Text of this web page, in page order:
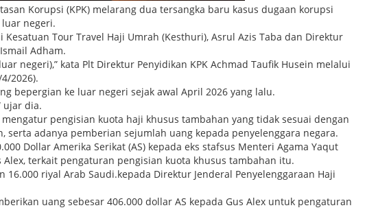
Korupsi (KPK) melarang dua tersangka baru kasus dugaan korupsi
negeri.
Kesatuan Tour Travel Haji Umrah (Kesthuri), Asrul Azis Taba dan Direktur
Adham.
negeri),” kata Plt Direktur Penyidikan KPK Achmad Taufik Husein melalui
2026).
bepergian ke luar negeri sejak awal April 2026 yang lalu.
ujar dia.
pengisian kuota haji khusus tambahan yang tidak sesuai dengan
adanya pemberian sejumlah uang kepada penyelenggara negara.
Dollar Amerika Serikat (AS) kepada eks stafsus Menteri Agama Yaqut
Alex, terkait pengaturan pengisian kuota khusus tambahan itu.
16.000 riyal Arab Saudi.kepada Direktur Jenderal Penyelenggaraan Haji
uang sebesar 406.000 dollar AS kepada Gus Alex untuk pengaturan